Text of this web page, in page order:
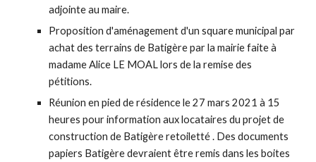
adjointe au maire.
Proposition d'aménagement d'un square municipal par
achat des terrains de Batigère par la mairie faite à
madame Alice LE MOAL lors de la remise des
pétitions.
Réunion en pied de résidence le 27 mars 2021 à 15
heures pour information aux locataires du projet de
construction de Batigère retoiletté . Des documents
papiers Batigère devraient être remis dans les boites